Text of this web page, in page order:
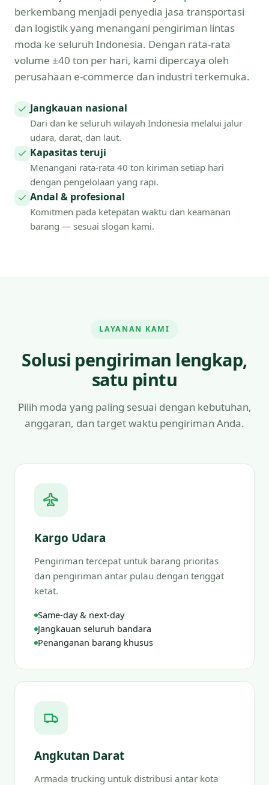
berkembang menjadi penyedia jasa transportasi
dan logistik yang menangani pengiriman lintas
moda ke seluruh Indonesia. Dengan rata-rata
volume ±40 ton per hari, kami dipercaya oleh
perusahaan e-commerce dan industri terkemuka.
Jangkauan nasional
Dari dan ke seluruh wilayah Indonesia melalui jalur
udara, darat, dan laut.
Kapasitas teruji
Menangani rata-rata 40 ton kiriman setiap hari
dengan pengelolaan yang rapi.
Andal & profesional
Komitmen pada ketepatan waktu dan keamanan
barang — sesuai slogan kami.
LAYANAN KAMI
Solusi pengiriman lengkap,
satu pintu
Pilih moda yang paling sesuai dengan kebutuhan,
anggaran, dan target waktu pengiriman Anda.
Kargo Udara
Pengiriman tercepat untuk barang prioritas
dan pengiriman antar pulau dengan tenggat
ketat.
Same-day & next-day
Jangkauan seluruh bandara
Penanganan barang khusus
Angkutan Darat
Armada trucking untuk distribusi antar kota